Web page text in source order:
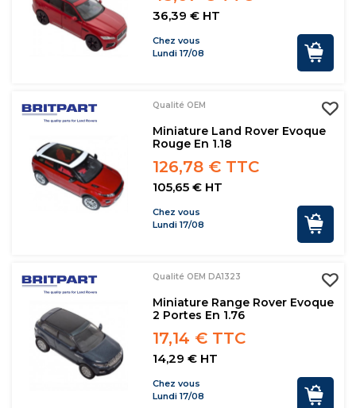
36,39 € HT
Chez vous
Lundi 17/08
Qualité OEM
Miniature Land Rover Evoque
Rouge En 1.18
126,78 € TTC
105,65 € HT
Chez vous
Lundi 17/08
Qualité OEM DA1323
Miniature Range Rover Evoque
2 Portes En 1.76
17,14 € TTC
14,29 € HT
Chez vous
Lundi 17/08